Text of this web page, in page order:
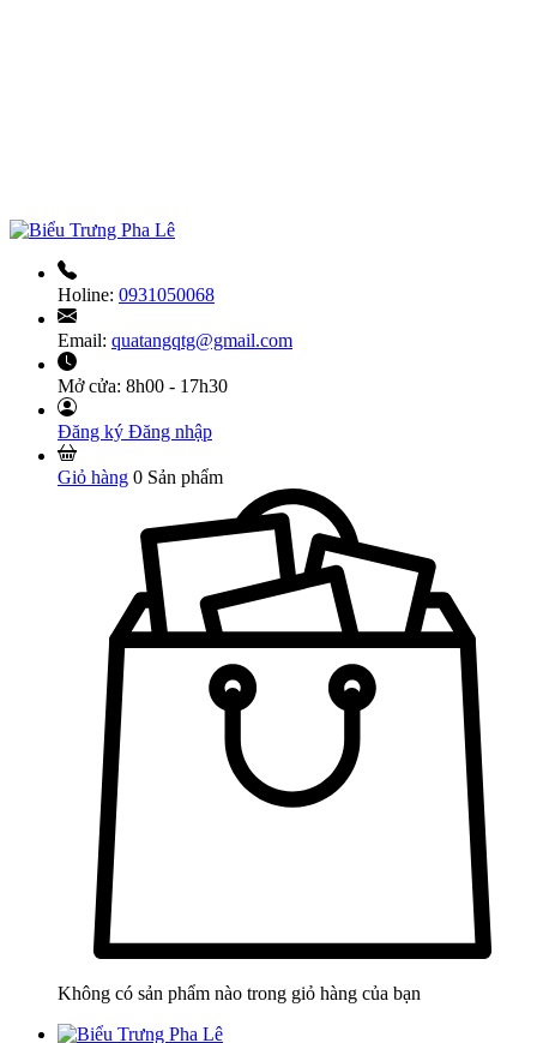
Holine: 0931050068
Email: quatangqtg@gmail.com
Mở cửa: 8h00 - 17h30
Đăng ký Đăng nhập
Giỏ hàng 0 Sản phẩm
Không có sản phẩm nào trong giỏ hàng của bạn